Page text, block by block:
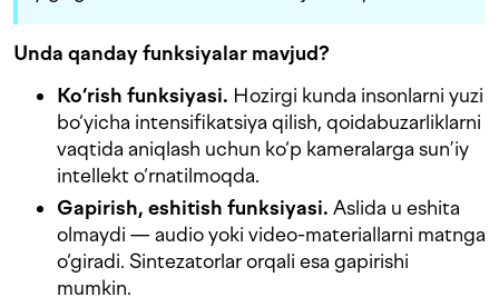
Unda qanday funksiyalar mavjud?
Ko‘rish funksiyasi. Hozirgi kunda insonlarni yuzi
bo‘yicha intensifikatsiya qilish, qoidabuzarliklarni
vaqtida aniqlash uchun ko‘p kameralarga sun’iy
intellekt o‘rnatilmoqda.
Gapirish, eshitish funksiyasi. Aslida u eshita
olmaydi — audio yoki video-materiallarni matnga
o‘giradi. Sintezatorlar orqali esa gapirishi
mumkin.